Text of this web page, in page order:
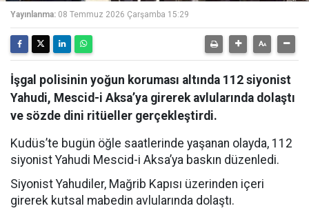
Yayınlanma: 08 Temmuz 2026 Çarşamba 15:29
İşgal polisinin yoğun koruması altında 112 siyonist
Yahudi, Mescid-i Aksa’ya girerek avlularında dolaştı
ve sözde dini ritüeller gerçekleştirdi.
Kudüs’te bugün öğle saatlerinde yaşanan olayda, 112
siyonist Yahudi Mescid-i Aksa’ya baskın düzenledi.
Siyonist Yahudiler, Mağrib Kapısı üzerinden içeri
girerek kutsal mabedin avlularında dolaştı.